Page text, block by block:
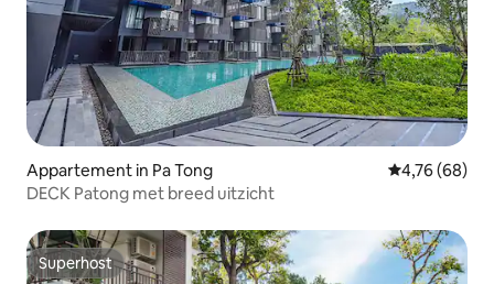
Appartement in Pa Tong Gemiddelde
4,76 (68)
DECK Patong met breed uitzicht
Superhost
Superhost